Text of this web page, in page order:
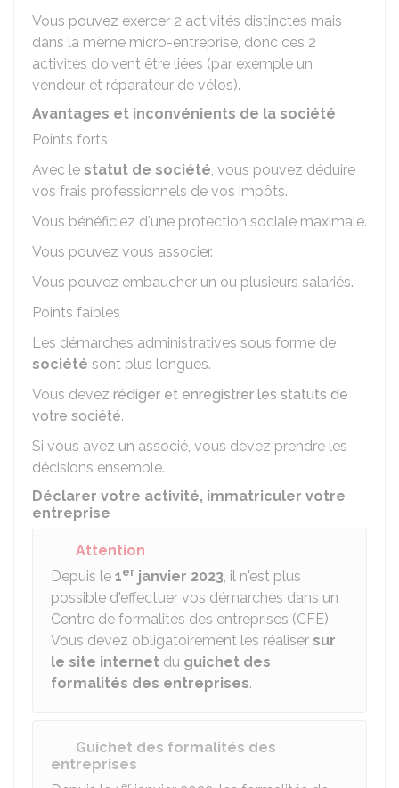
Vous pouvez exercer 2 activités distinctes mais
dans la même micro-entreprise, donc ces 2
activités doivent être liées (par exemple un
vendeur et réparateur de vélos).
Avantages et inconvénients de la société
Points forts
Avec le statut de société, vous pouvez déduire
vos frais professionnels de vos impôts.
Vous bénéficiez d'une protection sociale maximale.
Vous pouvez vous associer.
Vous pouvez embaucher un ou plusieurs salariés.
Points faibles
Les démarches administratives sous forme de
société sont plus longues.
Vous devez rédiger et enregistrer les statuts de
votre société.
Si vous avez un associé, vous devez prendre les
décisions ensemble.
Déclarer votre activité, immatriculer votre
entreprise
Attention
Depuis le 1er janvier 2023, il n'est plus
possible d'effectuer vos démarches dans un
Centre de formalités des entreprises (CFE).
Vous devez obligatoirement les réaliser sur
le site internet du guichet des
formalités des entreprises.
Guichet des formalités des
entreprises